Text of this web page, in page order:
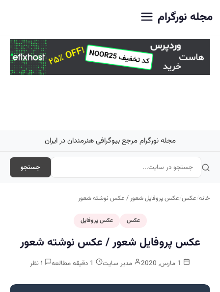
مجله نورگرام
مجله نورگرام مرجع بیوگرافی هنرمندان در ایران
جستجو
خانه/عکس/عکس پروفایل شعور / عکس نوشته شعور
عکس عکس پروفایل
عکس پروفایل شعور / عکس نوشته شعور
مدیر سایت